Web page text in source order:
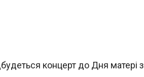
концерт до Дня матері з